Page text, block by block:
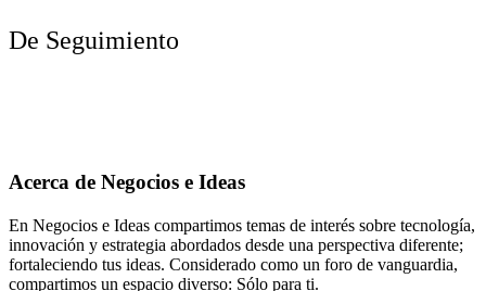
De Seguimiento
Acerca de Negocios e Ideas
En Negocios e Ideas compartimos temas de interés sobre tecnología,
innovación y estrategia abordados desde una perspectiva diferente;
fortaleciendo tus ideas. Considerado como un foro de vanguardia,
compartimos un espacio diverso: Sólo para ti.